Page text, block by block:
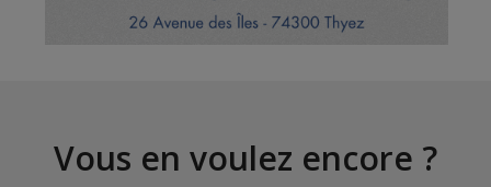
Vous en voulez encore ?